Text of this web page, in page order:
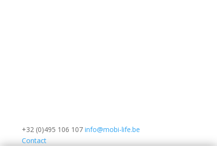
+32 (0)495 106 107 info@mobi-life.be
Contact